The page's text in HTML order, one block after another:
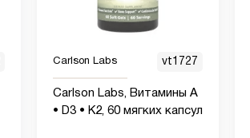
Carlson Labs vt1727
Carlson Labs, Витамины А
• D3 • К2, 60 мягких капсул